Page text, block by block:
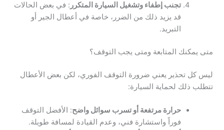
تجنب إطفاء وتشغيل السيارة المتكرر : في بعض الحالات
قد يزيد ذلك من الضرر، خاصة في أعطال الجير أو
التبريد.
متى يمكنك المتابعة ومتى يجب التوقف؟
ليس كل تحذير يعني ضرورة التوقف الفوري، لكن بعض الأعطال
تتطلب ذلك لحماية السيارة:
حرارة مرتفعة أو تسرب سوائل واضح: الأفضل التوقف
فوراً واستشارة فني، وعدم القيادة لمسافة طويلة.